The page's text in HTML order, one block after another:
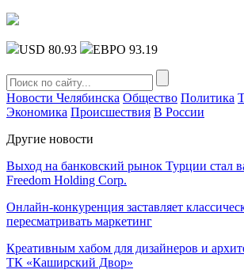
USD 80.93 ЕВРО 93.19
Новости Челябинска Общество Политика
Экономика Происшествия В России
Другие новости
Выход на банковский рынок Турции стал
Freedom Holding Corp.
Онлайн-конкуренция заставляет
пересматривать маркетинг
Креативным хабом для дизайнеров и
ТК «Каширский Двор»